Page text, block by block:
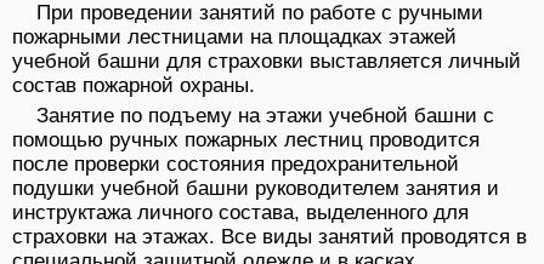
При проведении занятий по работе с ручными
пожарными лестницами на площадках этажей
учебной башни для страховки выставляется личный
состав пожарной охраны.
Занятие по подъему на этажи учебной башни с
помощью ручных пожарных лестниц проводится
после проверки состояния предохранительной
подушки учебной башни руководителем занятия и
инструктажа личного состава, выделенного для
страховки на этажах. Все виды занятий проводятся в